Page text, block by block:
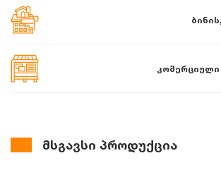
მსგავსი პროდუქცია